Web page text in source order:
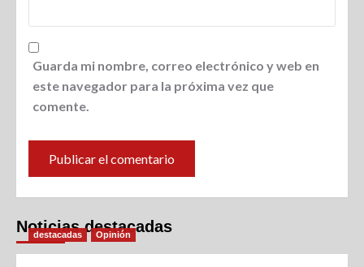
Guarda mi nombre, correo electrónico y web en
este navegador para la próxima vez que
comente.
Noticias destacadas
destacadas Opinión